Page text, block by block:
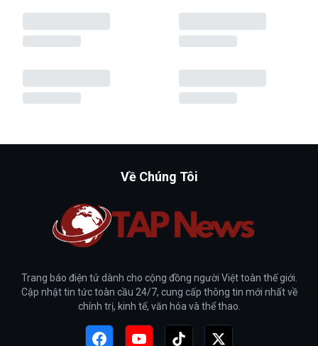
Về Chúng Tôi
Trang báo điện tử dành cho cộng đồng người Việt toàn thế giới.
Cập nhật tin tức toàn cầu 24/7, cung cấp thông tin mới nhất về
chính trị, kinh tế, văn hóa và thể thao.